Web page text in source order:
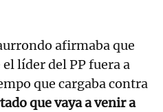
afirmaba que
líder del PP fuera a
que cargaba contra
que vaya a venir a